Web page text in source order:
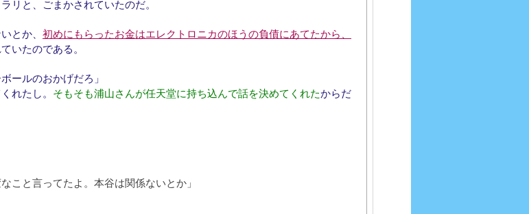
リと、ごまかされていたのだ。
とか、 初めにもらったお金はエレクトロニカのほうの負債にあてたから、
いたのである。
ールのおかげだろ」
れたし。 そもそも浦山さんが任天堂に持ち込んで話を決めてくれたからだ
こと言ってたよ。本谷は関係ないとか」